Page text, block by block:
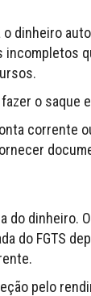
dinheiro
incompletos
o saque
corrente
do dinheiro.
do FGTS
pelo